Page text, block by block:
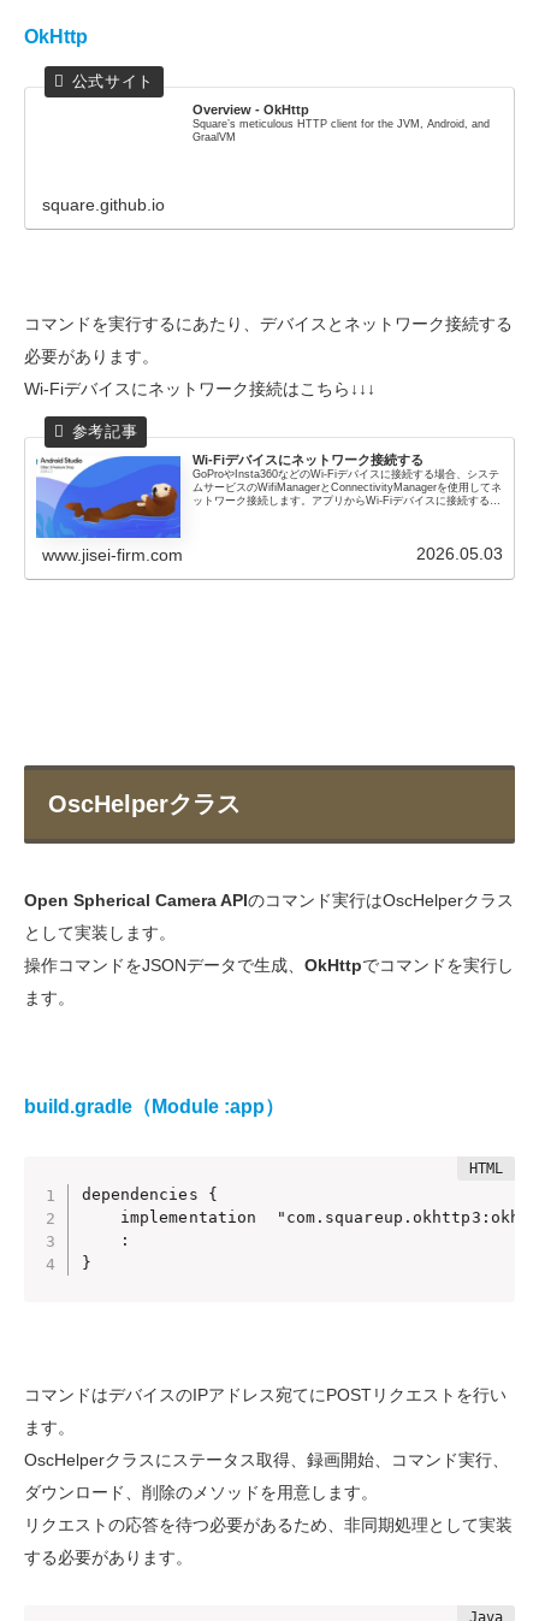
OkHttp
Overview - OkHttp
Square’s meticulous HTTP client for the JVM, Android, and
GraalVM
square.github.io
コマンドを実行するにあたり、デバイスとネットワーク接続する
必要があります。
Wi-Fiデバイスにネットワーク接続はこちら↓↓↓
Wi-Fiデバイスにネットワーク接続する
GoProやInsta360などのWi-Fiデバイスに接続する場合、システ
ムサービスのWifiManagerとConnectivityManagerを使用してネ
ットワーク接続します。アプリからWi-Fiデバイスに接続する実
www.jisei-firm.com 2026.05.03
OscHelperクラス
Open Spherical Camera APIのコマンド実行はOscHelperクラス
として実装します。
操作コマンドをJSONデータで生成、 OkHttpでコマンドを実行し
ます。
build.gradle（Module :app）
dependencies {
implementation
    :
}
コマンドはデバイスのIPアドレス宛てにPOSTリクエストを行い
ます。
OscHelperクラスにステータス取得、録画開始、コマンド実行、
ダウンロード、削除のメソッドを用意します。
リクエストの応答を待つ必要があるため、非同期処理として実装
する必要があります。